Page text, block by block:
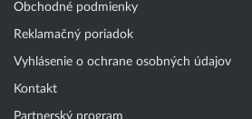
Obchodné podmienky
Reklamačný poriadok
Vyhlásenie o ochrane osobných údajov
Kontakt
Partnerský program